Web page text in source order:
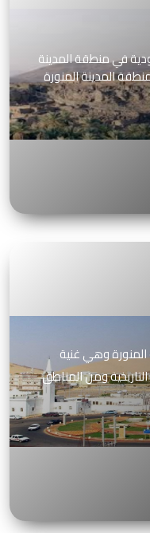
في منطقة المدينة
المدينة المنورة
وهي غنية
ومن المناطق